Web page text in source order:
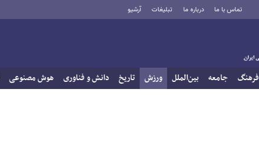
تماس با ما درباره ما تبلیغات آرشیو
فرهنگ جامعه بین‌الملل ورزش تاریخ دانش و فناوری هوش مصنوعی